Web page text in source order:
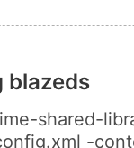
blazeds
shared-
-